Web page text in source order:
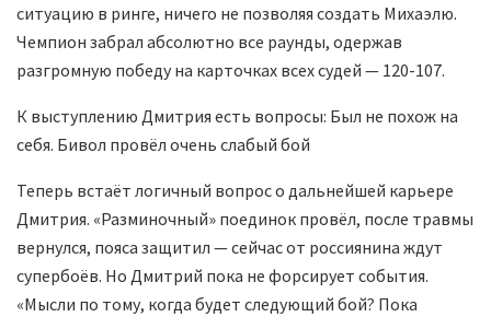
ситуацию в ринге, ничего не позволяя создать Михаэлю.
Чемпион забрал абсолютно все раунды, одержав
разгромную победу на карточках всех судей — 120-107.
К выступлению Дмитрия есть вопросы: Был не похож на
себя. Бивол провёл очень слабый бой
Теперь встаёт логичный вопрос о дальнейшей карьере
Дмитрия. «Разминочный» поединок провёл, после травмы
вернулся, пояса защитил — сейчас от россиянина ждут
супербоёв. Но Дмитрий пока не форсирует события.
«Мысли по тому, когда будет следующий бой? Пока